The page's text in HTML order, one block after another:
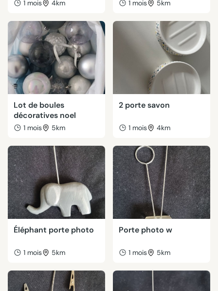
1 mois 4km 1 mois 5km
Lot de boules
décoratives noel
1 mois 5km
2 porte savon
1 mois 4km
Éléphant porte photo
1 mois 5km
Porte photo w
1 mois 5km